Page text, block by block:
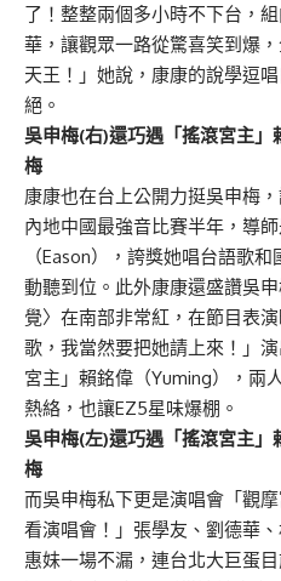
了！整整兩個多小時不下台，
華，讓觀眾一路從驚喜笑到爆
天王！」她說，康康的說學逗
絕。
吳申梅(右)還巧遇「搖滾宮主
梅
康康也在台上公開力挺吳申梅
內地中國最強音比賽半年，導
（Eason），誇獎她唱台語歌
動聽到位。此外康康還盛讚吳
覺〉在南部非常紅，在節目表
歌，我當然要把她請上來！」
宮主」賴銘偉（Yuming），兩
熱絡，也讓EZ5星味爆棚。
吳申梅(左)還巧遇「搖滾宮主
梅
而吳申梅私下更是演唱會「觀
看演唱會！」張學友、劉德華
惠妹一場不漏，連台北大巨蛋